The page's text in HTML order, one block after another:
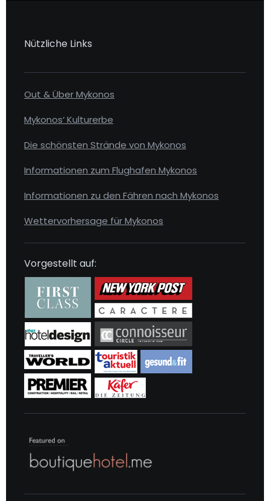
Nützliche Links
Out & Über Mykonos
Mykonos‘ Kulturerbe
Die schönsten Strände von Mykonos
Informationen zum Flughafen Mykonos
Informationen zu den Fähren nach Mykonos
Wettervorhersage für Mykonos
Vorgestellt auf: